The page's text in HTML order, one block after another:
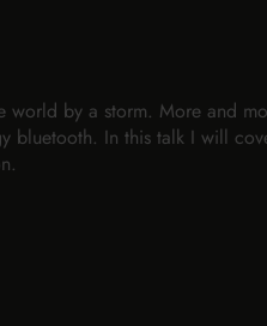
world by a storm. More and
bluetooth. In this talk I will